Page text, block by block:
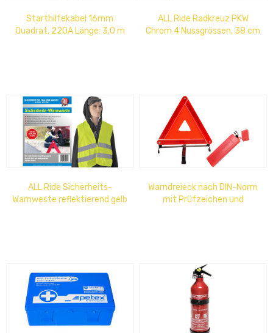
Starthilfekabel 16mm
Quadrat, 220A Länge: 3,0 m
ALL Ride Radkreuz PKW
Chrom 4 Nussgrössen, 38 cm
ALL Ride Sicherheits-
Warnweste reflektierend gelb
Warndreieck nach DIN-Norm
mit Prüfzeichen und